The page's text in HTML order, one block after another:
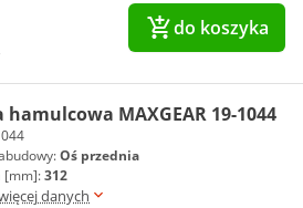
do koszyka
hamulcowa MAXGEAR 19-1044
Oś przednia
[mm]:312
danych